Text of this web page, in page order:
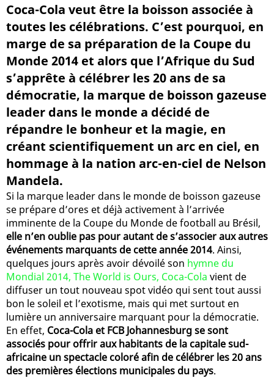
Coca-Cola veut être la boisson associée à
toutes les célébrations. C’est pourquoi, en
marge de sa préparation de la Coupe du
Monde 2014 et alors que l’Afrique du Sud
s’apprête à célébrer les 20 ans de sa
démocratie, la marque de boisson gazeuse
leader dans le monde a décidé de
répandre le bonheur et la magie, en
créant scientifiquement un arc en ciel, en
hommage à la nation arc-en-ciel de Nelson
Mandela.
Si la marque leader dans le monde de boisson gazeuse
se prépare d’ores et déjà activement à l’arrivée
imminente de la Coupe du Monde de football au Brésil,
elle n’en oublie pas pour autant de s’associer aux autres
événements marquants de cette année 2014. Ainsi,
quelques jours après avoir dévoilé son hymne du
Mondial 2014, The World is Ours, Coca-Cola vient de
diffuser un tout nouveau spot vidéo qui sent tout aussi
bon le soleil et l’exotisme, mais qui met surtout en
lumière un anniversaire marquant pour la démocratie.
En effet, Coca-Cola et FCB Johannesburg se sont
associés pour offrir aux habitants de la capitale sud-
africaine un spectacle coloré afin de célébrer les 20 ans
des premières élections municipales du pays.